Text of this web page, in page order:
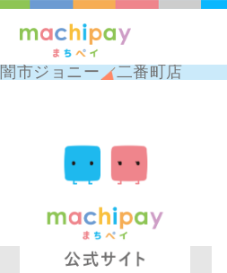
闇市ジョニー 二番町店